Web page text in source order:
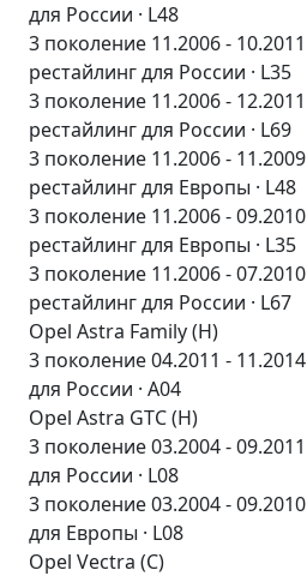
для России · L48
3 поколение 11.2006 - 10.2011
рестайлинг для России · L35
3 поколение 11.2006 - 12.2011
рестайлинг для России · L69
3 поколение 11.2006 - 11.2009
рестайлинг для Европы · L48
3 поколение 11.2006 - 09.2010
рестайлинг для Европы · L35
3 поколение 11.2006 - 07.2010
рестайлинг для России · L67
Opel Astra Family (H)
3 поколение 04.2011 - 11.2014
для России · A04
Opel Astra GTC (H)
3 поколение 03.2004 - 09.2011
для России · L08
3 поколение 03.2004 - 09.2010
для Европы · L08
Opel Vectra (C)